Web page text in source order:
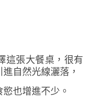
這張大餐桌，很有
自然光線灑落，
也增進不少。